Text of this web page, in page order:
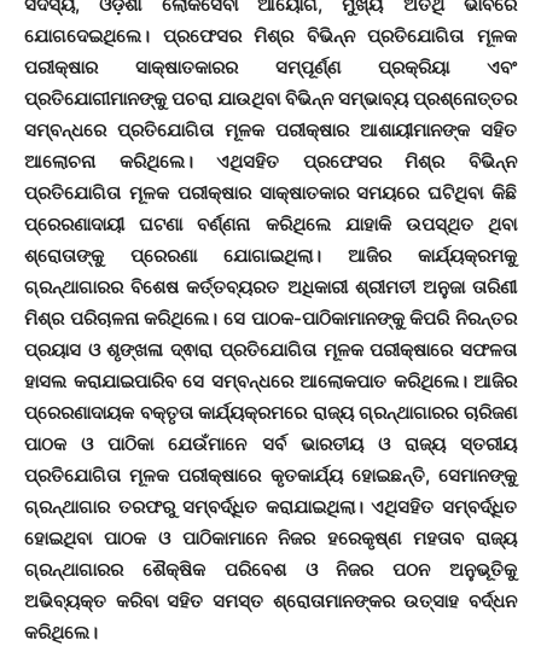
ଯୋଗଦେଇଥିଲେ। ପ୍ରଫେସର ମିଶ୍ର ବିଭିନ୍ନ ପ୍ରତିଯୋଗିତା ମୂଳକ
ପରୀକ୍ଷାର ସାକ୍ଷାତକାରର ସମ୍ପୂର୍ଣ୍ଣ ପ୍ରକ୍ରିୟା ଏବଂ
ପ୍ରତିଯୋଗୀମାନଙ୍କୁ ପଚରା ଯାଉଥିବା ବିଭିନ୍ନ ସମ୍ଭାବ୍ୟ ପ୍ରଶ୍ନୋତ୍ତର
ସମ୍ବନ୍ଧରେ ପ୍ରତିଯୋଗିତା ମୂଳକ ପରୀକ୍ଷାର ଆଶାୟୀମାନଙ୍କ ସହିତ
ଆଲୋଚନା କରିଥିଲେ। ଏଥିସହିତ ପ୍ରଫେସର ମିଶ୍ର ବିଭିନ୍ନ
ପ୍ରତିଯୋଗିତା ମୂଳକ ପରୀକ୍ଷାର ସାକ୍ଷାତକାର ସମୟରେ ଘଟିଥିବା କିଛି
ପ୍ରେରଣାଦାୟୀ ଘଟଣା ବର୍ଣ୍ଣନା କରିଥିଲେ ଯାହାକି ଉପସ୍ଥିତ ଥିବା
ଶ୍ରୋତାଙ୍କୁ ପ୍ରେରଣା ଯୋଗାଇଥିଲା। ଆଜିର କାର୍ଯ୍ୟକ୍ରମକୁ
ଗ୍ରନ୍ଥାଗାରର ବିଶେଷ କର୍ତ୍ତବ୍ୟରତ ଅଧିକାରୀ ଶ୍ରୀମତୀ ଅନୁଜା ତାରିଣୀ
ମିଶ୍ର ପରିଚାଳନା କରିଥିଲେ। ସେ ପାଠକ-ପାଠିକାମାନଙ୍କୁ କିପରି ନିରନ୍ତର
ପ୍ରୟାସ ଓ ଶୃଙ୍ଖଳା ଦ୍ଵାରା ପ୍ରତିଯୋଗିତା ମୂଳକ ପରୀକ୍ଷାରେ ସଫଳତା
ହାସଲ କରାଯାଇପାରିବ ସେ ସମ୍ବନ୍ଧରେ ଆଲୋକପାତ କରିଥିଲେ। ଆଜିର
ପ୍ରେରଣାଦାୟକ ବକ୍ତୃତା କାର୍ଯ୍ୟକ୍ରମରେ ରାଜ୍ୟ ଗ୍ରନ୍ଥାଗାରର ଚାରିଜଣ
ପାଠକ ଓ ପାଠିକା ଯେଉଁମାନେ ସର୍ବ ଭାରତୀୟ ଓ ରାଜ୍ୟ ସ୍ତରୀୟ
ପ୍ରତିଯୋଗିତା ମୂଳକ ପରୀକ୍ଷାରେ କୃତକାର୍ଯ୍ୟ ହୋଇଛନ୍ତି, ସେମାନଙ୍କୁ
ଗ୍ରନ୍ଥାଗାର ତରଫରୁ ସମ୍ବର୍ଦ୍ଧିତ କରାଯାଇଥିଲା। ଏଥିସହିତ ସମ୍ବର୍ଦ୍ଧିତ
ହୋଇଥିବା ପାଠକ ଓ ପାଠିକାମାନେ ନିଜର ହରେକୃଷ୍ଣ ମହତାବ ରାଜ୍ୟ
ଗ୍ରନ୍ଥାଗାରର ଶୈକ୍ଷିକ ପରିବେଶ ଓ ନିଜର ପଠନ ଅନୁଭୂତିକୁ
ଅଭିବ୍ୟକ୍ତ କରିବା ସହିତ ସମସ୍ତ ଶ୍ରୋତାମାନଙ୍କର ଉତ୍ସାହ ବର୍ଦ୍ଧନ
କରିଥିଲେ।